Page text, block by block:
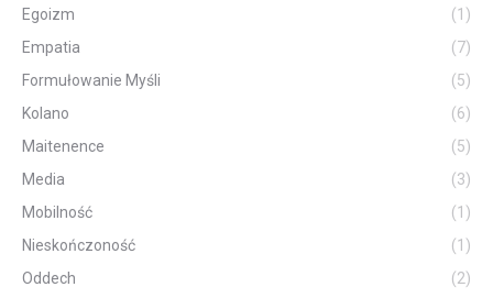
Egoizm
(1)
Empatia
(7)
Formułowanie Myśli
(5)
Kolano
(6)
Maitenence
(5)
Media
(3)
Mobilność
(1)
Nieskończoność
(1)
Oddech
(2)